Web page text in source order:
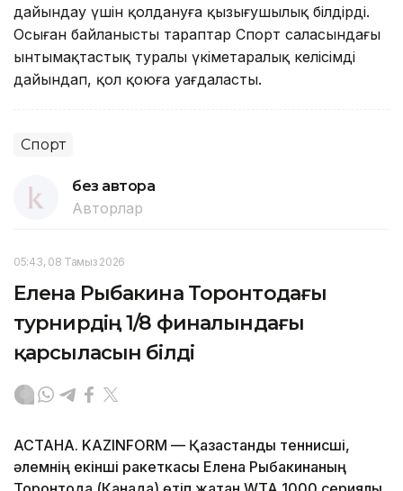
дайындау үшін қолдануға қызығушылық білдірді.
Осыған байланысты тараптар Спорт саласындағы
ынтымақтастық туралы үкіметаралық келісімді
дайындап, қол қоюға уағдаласты.
Спорт
без автора
Авторлар
05:43, 08 Тамыз 2026
Елена Рыбакина Торонтодағы
турнирдің 1/8 финалындағы
қарсыласын білді
АСТАНА. KAZINFORM — Қазақстандық теннисші,
әлемнің екінші ракеткасы Елена Рыбакинаның